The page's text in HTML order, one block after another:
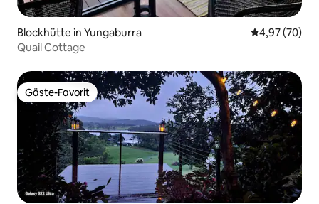
Blockhütte in Yungaburra
4,97 (70)
Quail Cottage
Gäste-Favorit
Gäste-Favorit